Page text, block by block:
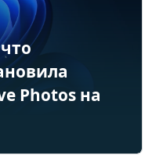
Photos на